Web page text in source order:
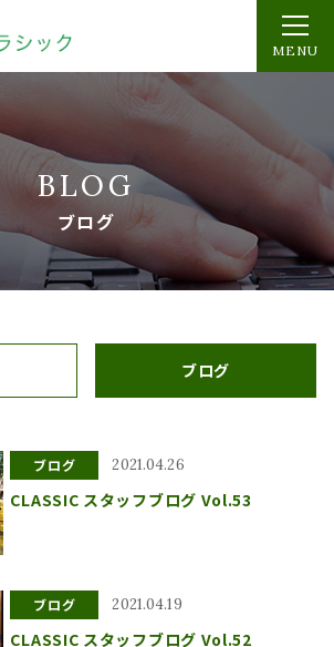
MENU
BLOG
ブログ
ブログ
ブログ 2021.04.26
CLASSIC スタッフブログ Vol.53
ブログ 2021.04.19
CLASSIC スタッフブログ Vol.52